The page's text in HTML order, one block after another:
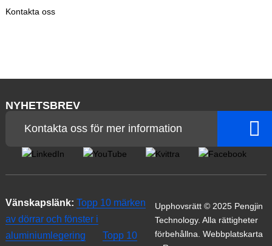
Kontakta oss
NYHETSBREV
Kontakta oss för mer information
Vänskapslänk: Topp 10 märken
av dörrar och fönster i
aluminiumlegering
Topp 10
Upphovsrätt © 2025 Pengjin
Technology. Alla rättigheter
förbehållna.Webbplatskarta